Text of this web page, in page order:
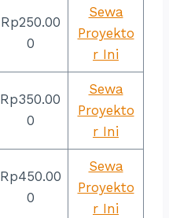
Rp250.00
0
Sewa
Proyekto
r Ini
Rp350.00
0
Sewa
Proyekto
r Ini
Rp450.00
0
Sewa
Proyekto
r Ini